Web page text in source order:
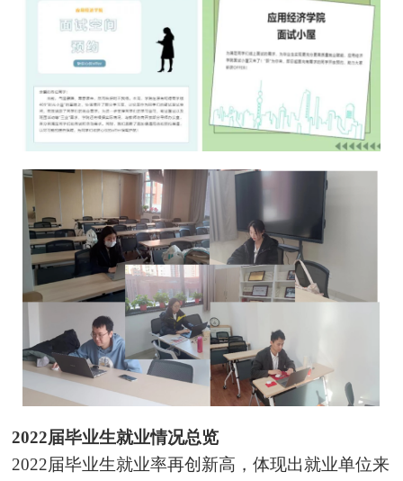
2022届毕业生就业情况总览
2022届毕业生就业率再创新高，体现出就业单位来